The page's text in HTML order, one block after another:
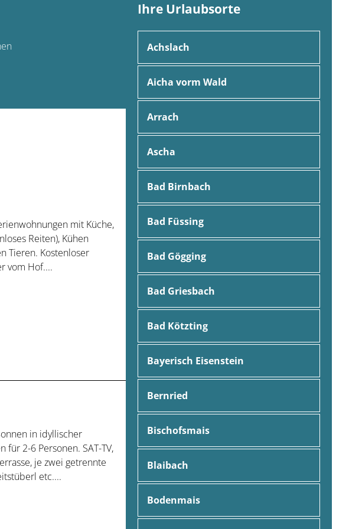
mit Küche,
Reiten), Kühen
Tieren. Kostenloser
vom Hof....
in idyllischer
2-6 Personen. SAT-TV,
je zwei getrennte
etc....
Ihre Urlaubsorte
Achslach
Aicha vorm Wald
Arrach
Ascha
Bad Birnbach
Bad Füssing
Bad Gögging
Bad Griesbach
Bad Kötzting
Bayerisch Eisenstein
Bernried
Bischofsmais
Blaibach
Bodenmais